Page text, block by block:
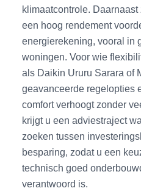
klimaatcontrole.
een hoog rendement
energierekening, vooral in
woningen. Voor wie
als Daikin Ururu Sarara of
geavanceerde regelopties
comfort verhoogt zonder
krijgt u een adviestraject
zoeken tussen
besparing, zodat u een
technisch goed
verantwoord is.